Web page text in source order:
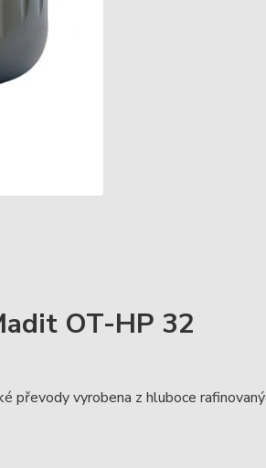
OT-HP 32
převody vyrobena z hluboce